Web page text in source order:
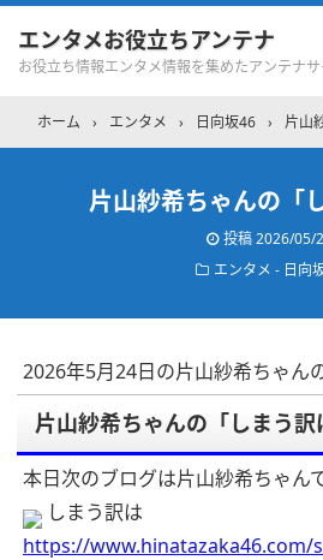
エンタメお役立ちアンテナ
お役立ち情報エンタメ情報を集めたアンテナサ
ホーム › エンタメ › 日向坂46 › 片山
片山紗希ちゃんの「
投稿2026/05/
エンタメ - 日向
2026年5月24日の片山紗希ちゃん
片山紗希ちゃんの「しまう訳
本日次のブログは片山紗希ちゃんで
しまう訳は
https://